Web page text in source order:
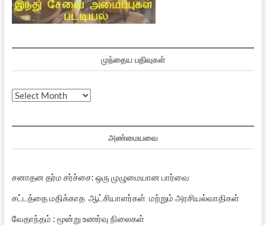
முந்தைய பதிவுகள்
முந்தைய
அண்மையவை
சனாதன தர்ம சர்ச்சை: ஒரு முழுமையான பார்வை
சட்டத்தை மதிக்காத ஆட்சியாளர்கள் மற்றும் அரசியல்வாதிகள்
வேதாந்தம் : மூன்று உணர்வு நிலைகள்